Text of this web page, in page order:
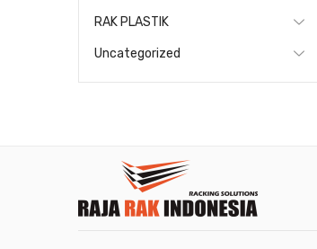
RAK PLASTIK
Uncategorized